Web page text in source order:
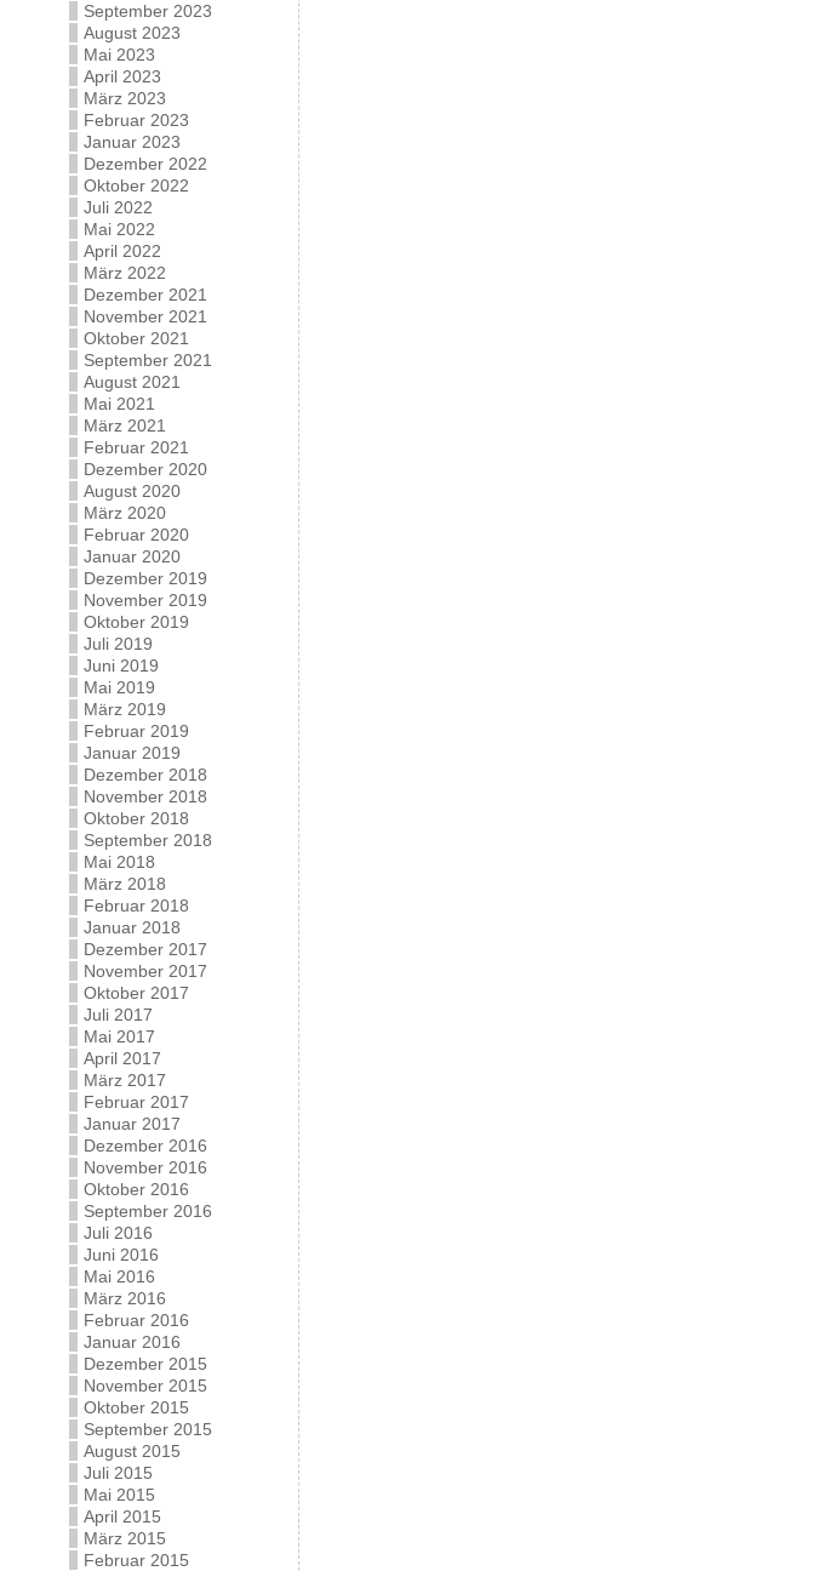
September 2023
August 2023
Mai 2023
April 2023
März 2023
Februar 2023
Januar 2023
Dezember 2022
Oktober 2022
Juli 2022
Mai 2022
April 2022
März 2022
Dezember 2021
November 2021
Oktober 2021
September 2021
August 2021
Mai 2021
März 2021
Februar 2021
Dezember 2020
August 2020
März 2020
Februar 2020
Januar 2020
Dezember 2019
November 2019
Oktober 2019
Juli 2019
Juni 2019
Mai 2019
März 2019
Februar 2019
Januar 2019
Dezember 2018
November 2018
Oktober 2018
September 2018
Mai 2018
März 2018
Februar 2018
Januar 2018
Dezember 2017
November 2017
Oktober 2017
Juli 2017
Mai 2017
April 2017
März 2017
Februar 2017
Januar 2017
Dezember 2016
November 2016
Oktober 2016
September 2016
Juli 2016
Juni 2016
Mai 2016
März 2016
Februar 2016
Januar 2016
Dezember 2015
November 2015
Oktober 2015
September 2015
August 2015
Juli 2015
Mai 2015
April 2015
März 2015
Februar 2015